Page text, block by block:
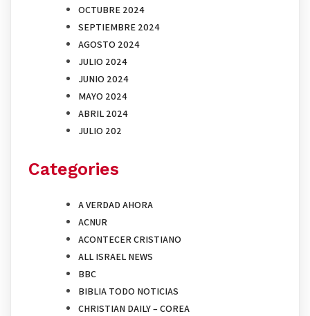
OCTUBRE 2024
SEPTIEMBRE 2024
AGOSTO 2024
JULIO 2024
JUNIO 2024
MAYO 2024
ABRIL 2024
JULIO 202
Categories
A VERDAD AHORA
ACNUR
ACONTECER CRISTIANO
ALL ISRAEL NEWS
BBC
BIBLIA TODO NOTICIAS
CHRISTIAN DAILY – COREA